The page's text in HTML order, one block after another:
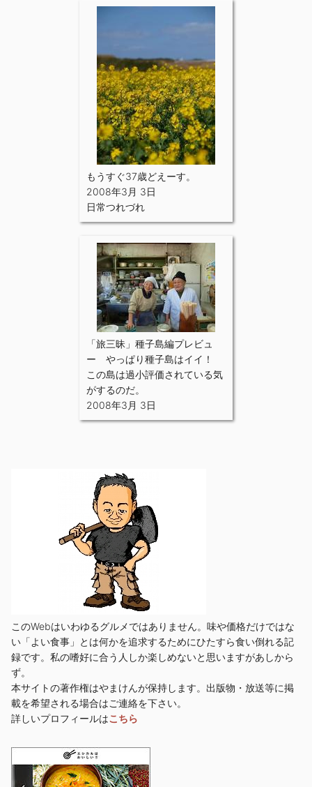
もうすぐ37歳どえーす。
2008年3月 3日
日常つれづれ
「旅三昧」種子島編プレビュ
ー やっぱり種子島はイイ！
この島は過小評価されている気
がするのだ。
2008年3月 3日
このWebはいわゆるグルメではありません。味や価格だけではな
い「よい食事」とは何かを追求するためにひたすら食い倒れる記
録です。私の嗜好に合う人しか楽しめないと思いますがあしから
ず。
本サイトの著作権はやまけんが保持します。出版物・放送等に掲
載を希望される場合はご連絡を下さい。
詳しいプロフィールはこちら